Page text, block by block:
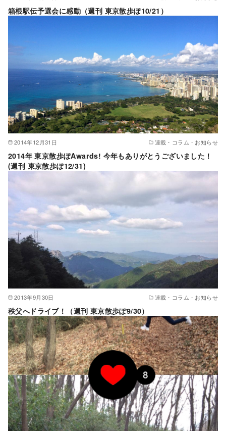
箱根駅伝予選会に感動（週刊 東京散歩ぽ10/21）
2014年12月31日 連載・コラム・お知らせ
2014年 東京散歩ぽAwards! 今年もありがとうございました！
(週刊 東京散歩ぽ12/31)
2013年9月30日 連載・コラム・お知らせ
秩父へドライブ！（週刊 東京散歩ぽ9/30）